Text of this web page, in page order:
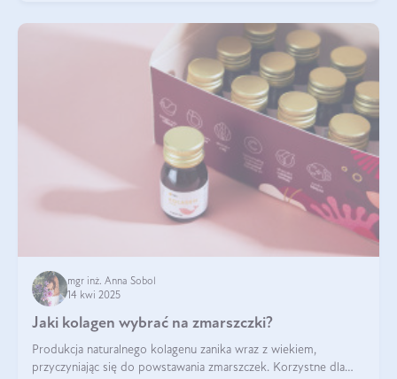
mgr inż. Anna Sobol
14 kwi 2025
Jaki kolagen wybrać na zmarszczki?
Produkcja naturalnego kolagenu zanika wraz z wiekiem,
przyczyniając się do powstawania zmarszczek. Korzystne dla